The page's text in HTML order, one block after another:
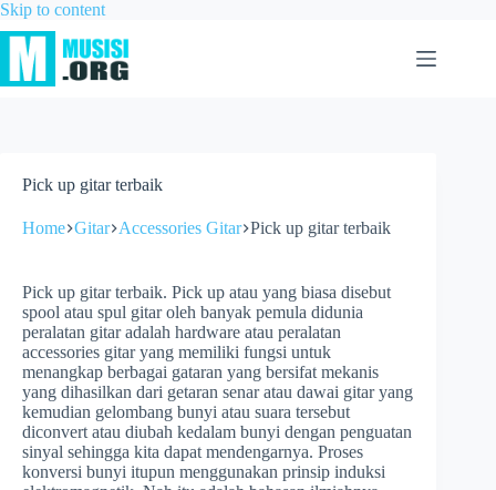
Skip to content
Pick up gitar terbaik
Home Gitar Accessories Gitar Pick up gitar terbaik
Pick up gitar terbaik. Pick up atau yang biasa disebut
spool atau spul gitar oleh banyak pemula didunia
peralatan gitar adalah hardware atau peralatan
accessories gitar yang memiliki fungsi untuk
menangkap berbagai gataran yang bersifat mekanis
yang dihasilkan dari getaran senar atau dawai gitar yang
kemudian gelombang bunyi atau suara tersebut
diconvert atau diubah kedalam bunyi dengan penguatan
sinyal sehingga kita dapat mendengarnya. Proses
konversi bunyi itupun menggunakan prinsip induksi